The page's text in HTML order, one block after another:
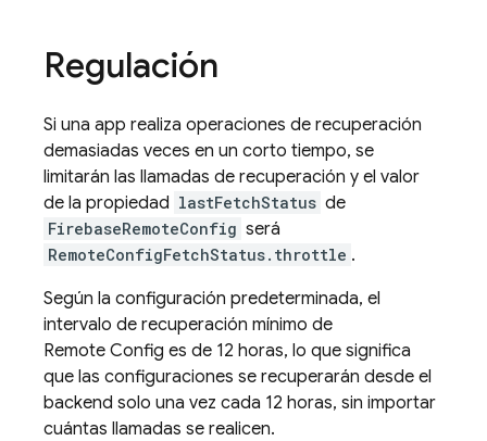
Regulación
Si una app realiza operaciones de recuperación
demasiadas veces en un corto tiempo, se
limitarán las llamadas de recuperación y el valor
de la propiedad lastFetchStatus de
FirebaseRemoteConfig será
RemoteConfigFetchStatus.throttle .
Según la configuración predeterminada, el
intervalo de recuperación mínimo de
Remote Config es de 12 horas, lo que significa
que las configuraciones se recuperarán desde el
backend solo una vez cada 12 horas, sin importar
cuántas llamadas se realicen.